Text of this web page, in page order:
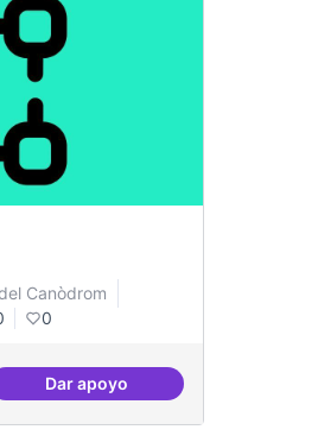
Canòdrom
0
Dar apoyodecidim.canodrom